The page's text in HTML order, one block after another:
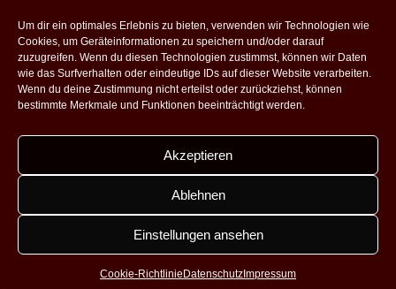
Um dir ein optimales Erlebnis zu bieten, verwenden wir Technologien wie
Cookies, um Geräteinformationen zu speichern und/oder darauf
zuzugreifen. Wenn du diesen Technologien zustimmst, können wir Daten
wie das Surfverhalten oder eindeutige IDs auf dieser Website verarbeiten.
Wenn du deine Zustimmung nicht erteilst oder zurückziehst, können
bestimmte Merkmale und Funktionen beeinträchtigt werden.
Akzeptieren
Ablehnen
Einstellungen ansehen
Cookie-Richtlinie Datenschutz Impressum
Alle Rechte vorbehalten - 2026 -Agentur Erlebnisraum GmbH|
Fabian Theobald - Medienproduktion aus Saarbrücken
FacebookInstagram